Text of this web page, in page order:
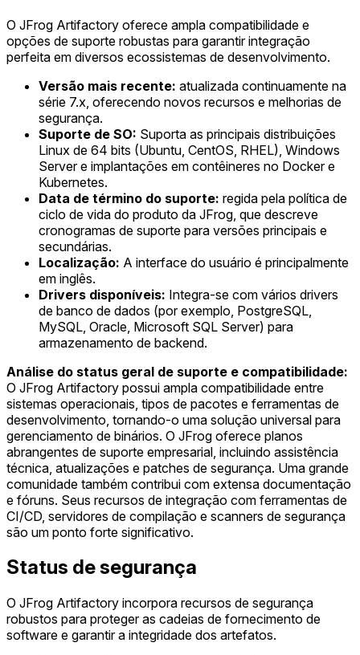
O JFrog Artifactory oferece ampla compatibilidade e
opções de suporte robustas para garantir integração
perfeita em diversos ecossistemas de desenvolvimento.
Versão mais recente: atualizada continuamente na
série 7.x, oferecendo novos recursos e melhorias de
segurança.
Suporte de SO: Suporta as principais distribuições
Linux de 64 bits (Ubuntu, CentOS, RHEL), Windows
Server e implantações em contêineres no Docker e
Kubernetes.
Data de término do suporte: regida pela política de
ciclo de vida do produto da JFrog, que descreve
cronogramas de suporte para versões principais e
secundárias.
Localização: A interface do usuário é principalmente
em inglês.
Drivers disponíveis: Integra-se com vários drivers
de banco de dados (por exemplo, PostgreSQL,
MySQL, Oracle, Microsoft SQL Server) para
armazenamento de backend.
Análise do status geral de suporte e compatibilidade:
O JFrog Artifactory possui ampla compatibilidade entre
sistemas operacionais, tipos de pacotes e ferramentas de
desenvolvimento, tornando-o uma solução universal para
gerenciamento de binários. O JFrog oferece planos
abrangentes de suporte empresarial, incluindo assistência
técnica, atualizações e patches de segurança. Uma grande
comunidade também contribui com extensa documentação
e fóruns. Seus recursos de integração com ferramentas de
CI/CD, servidores de compilação e scanners de segurança
são um ponto forte significativo.
Status de segurança
O JFrog Artifactory incorpora recursos de segurança
robustos para proteger as cadeias de fornecimento de
software e garantir a integridade dos artefatos.